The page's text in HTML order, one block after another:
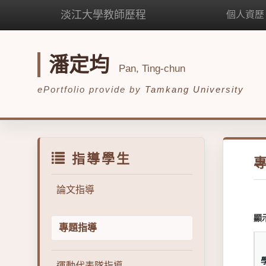
淡江大學教師歷程 個人資歷
潘定均 Pan, Ting-chun
ePortfolio provide by Tamkang University
指導學生
論文指導
專題指導
顯